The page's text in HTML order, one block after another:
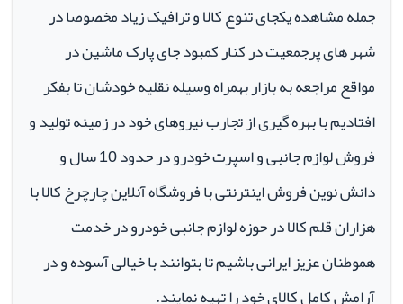
جمله مشاهده یکجای تنوع کالا و ترافیک زیاد مخصوصا در
شهر های پرجمعیت در کنار کمبود جای پارک ماشین در
مواقع مراجعه به بازار بهمراه وسیله نقلیه خودشان تا بفکر
افتادیم با بهره گیری از تجارب نیروهای خود در زمینه تولید و
فروش لوازم جانبی و اسپرت خودرو در حدود 10 سال و
دانش نوین فروش اینترنتی با فروشگاه آنلاین چارچرخ کالا با
هزاران قلم کالا در حوزه لوازم جانبی خودرو در خدمت
هموطنان عزیز ایرانی باشیم تا بتوانند با خیالی آسوده و در
آرامش کامل کالای خود را تهیه نمایند.